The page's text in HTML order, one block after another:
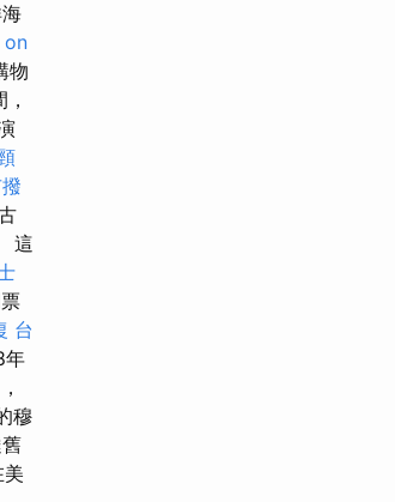
on
物
這
台
年
穆